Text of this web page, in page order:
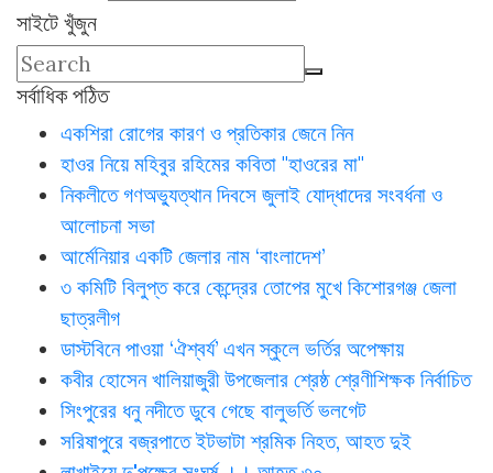
সাইটে খুঁজুন
সর্বাধিক পঠিত
একশিরা রোগের কারণ ও প্রতিকার জেনে নিন
হাওর নিয়ে মহিবুর রহিমের কবিতা "হাওরের মা"
নিকলীতে গণঅভ্যুত্থান দিবসে জুলাই যোদ্ধাদের সংবর্ধনা ও
আলোচনা সভা
আর্মেনিয়ার একটি জেলার নাম ‘বাংলাদেশ’
৩ কমিটি বিলুপ্ত করে কেন্দ্রের তোপের মুখে কিশোরগঞ্জ জেলা
ছাত্রলীগ
ডাস্টবিনে পাওয়া ‘ঐশ্বর্য’ এখন স্কুলে ভর্তির অপেক্ষায়
কবীর হোসেন খালিয়াজুরী উপজেলার শ্রেষ্ঠ শ্রেণীশিক্ষক নির্বাচিত
সিংপুরের ধনু নদীতে ডুবে গেছে বালুভর্তি ভলগেট
সরিষাপুরে বজ্রপাতে ইটভাটা শ্রমিক নিহত, আহত দুই